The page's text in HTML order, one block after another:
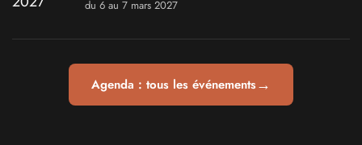
du 6 au 7 mars 2027
Agenda : tous les événements→